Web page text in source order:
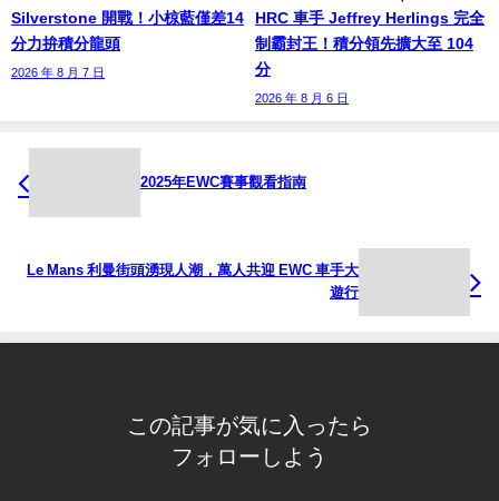
Silverstone 開戰！小椋藍僅差14
分力拚積分龍頭
2026 年 8 月 7 日
HRC 車手 Jeffrey Herlings 完全
制霸封王！積分領先擴大至 104
分
2026 年 8 月 6 日
2025年EWC賽事觀看指南
Le Mans 利曼街頭湧現人潮，萬人共迎 EWC 車手大
遊行
この記事が気に入ったら
フォローしよう